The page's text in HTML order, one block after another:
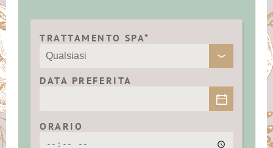
TRATTAMENTO SPA*
DATA PREFERITA
ORARIO